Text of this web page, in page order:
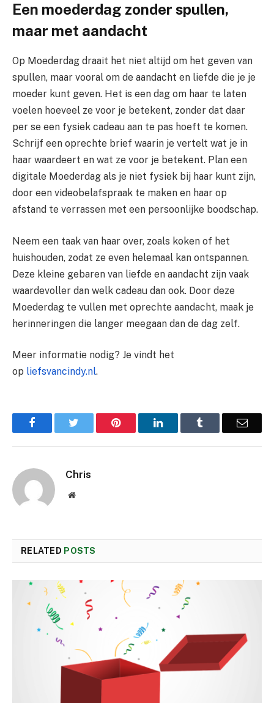
Een moederdag zonder spullen,
maar met aandacht
Op Moederdag draait het niet altijd om het geven van
spullen, maar vooral om de aandacht en liefde die je je
moeder kunt geven. Het is een dag om haar te laten
voelen hoeveel ze voor je betekent, zonder dat daar
per se een fysiek cadeau aan te pas hoeft te komen.
Schrijf een oprechte brief waarin je vertelt wat je in
haar waardeert en wat ze voor je betekent. Plan een
digitale Moederdag als je niet fysiek bij haar kunt zijn,
door een videobelafspraak te maken en haar op
afstand te verrassen met een persoonlijke boodschap.
Neem een taak van haar over, zoals koken of het
huishouden, zodat ze even helemaal kan ontspannen.
Deze kleine gebaren van liefde en aandacht zijn vaak
waardevoller dan welk cadeau dan ook. Door deze
Moederdag te vullen met oprechte aandacht, maak je
herinneringen die langer meegaan dan de dag zelf.
Meer informatie nodig? Je vindt het
op liefsvancindy.nl.
Facebook Pinterest LinkedIn Email
Chris
Website
RELATED POSTS